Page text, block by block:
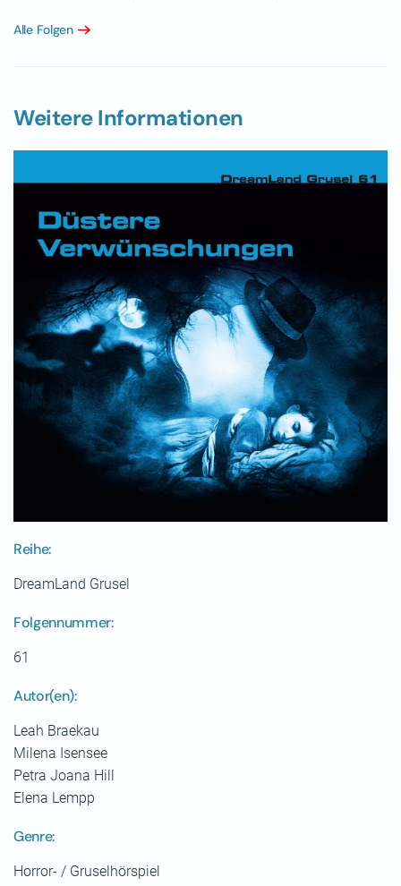
Alle Folgen
Weitere Informationen
Reihe:
DreamLand Grusel
Folgennummer:
61
Autor(en):
Leah Braekau
Milena Isensee
Petra Joana Hill
Elena Lempp
Genre:
Horror- / Gruselhörspiel